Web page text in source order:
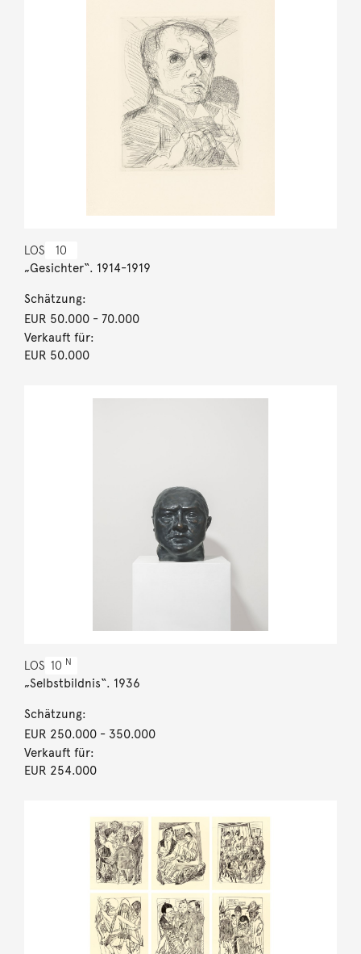
LOS 10
„Gesichter“. 1914-1919
Schätzung:
EUR 50.000- 70.000
Verkauft für:
EUR 50.000
LOS 10 N
„Selbstbildnis“. 1936
Schätzung:
EUR 250.000- 350.000
Verkauft für:
EUR 254.000